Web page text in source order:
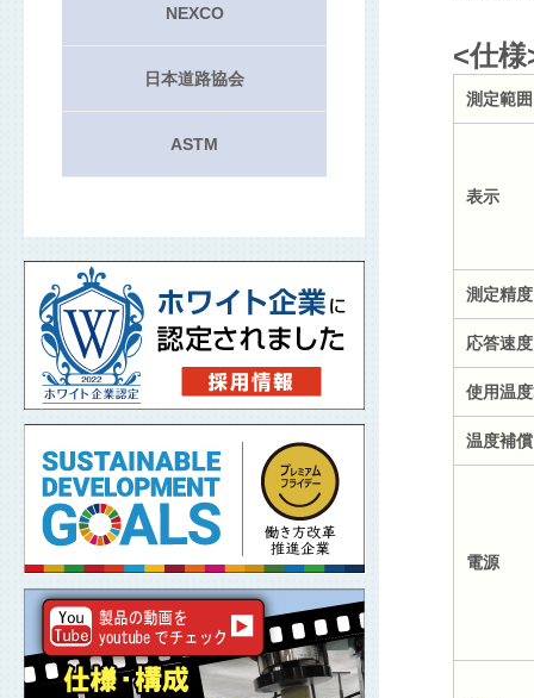
<仕様
測定範囲
表示
測定精度
応答速度
使用温
温度補償
電源
NEXCO
日本道路協会
ASTM